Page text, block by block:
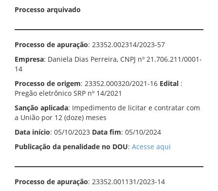
Processo arquivado
Processo de apuração: 23352.002314/2023-57
Empresa: Daniela Dias Perreira, CNPJ nº 21.706.211/0001-
14
Processo de origem: 23352.000320/2021-16 Edital :
Pregão eletrônico SRP nº 14/2021
Sanção aplicada: Impedimento de licitar e contratar com
a União por 12 (doze) meses
Data início: 05/10/2023 Data fim: 05/10/2024
Publicação da penalidade no DOU: Acesse aqui
Processo de apuração: 23352.001131/2023-14